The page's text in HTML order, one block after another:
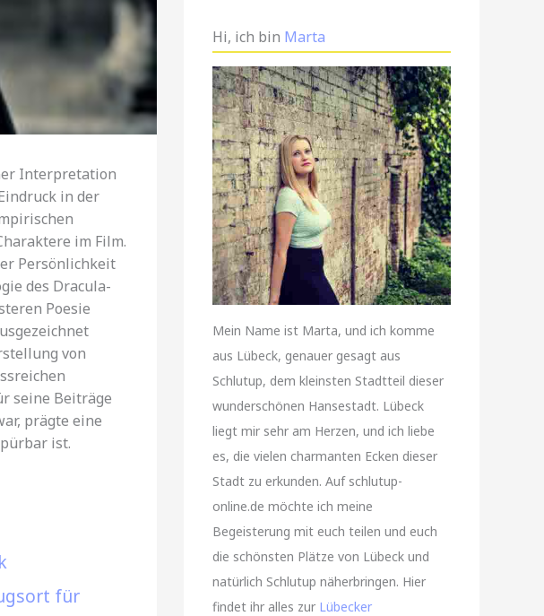
Interpretation
in der
im Film.
Persönlichkeit
des Dracula-
Poesie
von
seine Beiträge
prägte eine
ist.
für
Hi, ich bin Marta
Mein Name ist Marta, und ich komme
aus Lübeck, genauer gesagt aus
Schlutup, dem kleinsten Stadtteil dieser
wunderschönen Hansestadt. Lübeck
liegt mir sehr am Herzen, und ich liebe
es, die vielen charmanten Ecken dieser
Stadt zu erkunden. Auf schlutup-
online.de möchte ich meine
Begeisterung mit euch teilen und euch
die schönsten Plätze von Lübeck und
natürlich Schlutup näherbringen. Hier
findet ihr alles zur Lübecker